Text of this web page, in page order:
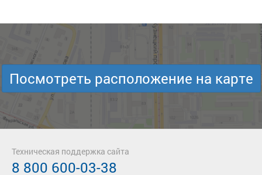
Посмотреть расположение на карте
Техническая поддержка сайта
8 800 600-03-38